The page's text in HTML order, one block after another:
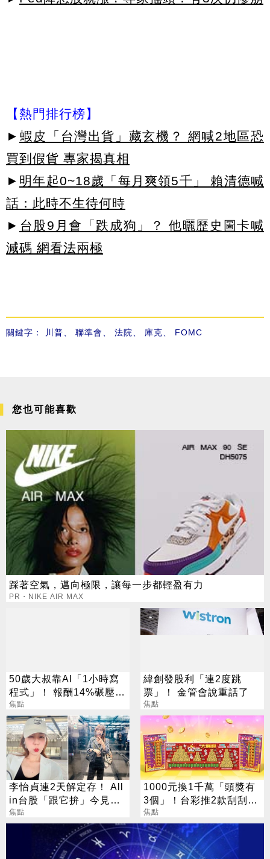
【熱門排行榜】
► 蝦皮「台灣出貨」藏玄機？ 網喊2地區恐
買到假貨 專家揭真相
► 明年起0~18歲「每月爽領5千」 賴清德喊
話：此時不生待何時
► 台股9月會「跌成狗」？ 他曬歷史圖卡喊
減碼 網看法兩極
關鍵字： 川普 聯準會 法院 庫克 FOMC
您也可能喜歡
踩著空氣，邁向極限，讓每一步都輕盈有力
PR・NIKE AIR MAX
50歲大叔靠AI「1小時寫
程式」！ 報酬14%碾壓標
普 直接辭職去炒股
焦點
緯創發股利「連2度跳
票」！ 金管會說重話了
焦點
李怡貞連2天解定存！ All
in台股「跟它拚」今見暴
漲笑：乖乖上班
焦點
1000元換1千萬「頭獎有
3個」！台彩推2款刮刮樂
總獎金逾33億
焦點